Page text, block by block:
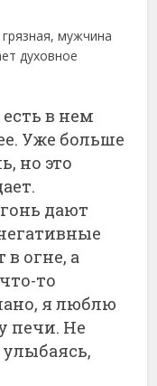
мужчина
духовное
в нем
Уже больше
но это
дают
огне, а
то
я люблю
печи. Не